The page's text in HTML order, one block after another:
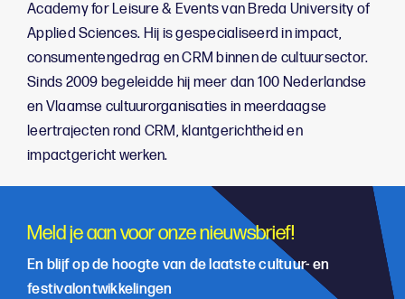
Academy for Leisure & Events van Breda University of
Applied Sciences. Hij is gespecialiseerd in impact,
consumentengedrag en CRM binnen de cultuursector.
Sinds 2009 begeleidde hij meer dan 100 Nederlandse
en Vlaamse cultuurorganisaties in meerdaagse
leertrajecten rond CRM, klantgerichtheid en
impactgericht werken.
Meld je aan voor onze nieuwsbrief!
En blijf op de hoogte van de laatste cultuur- en
festivalontwikkelingen